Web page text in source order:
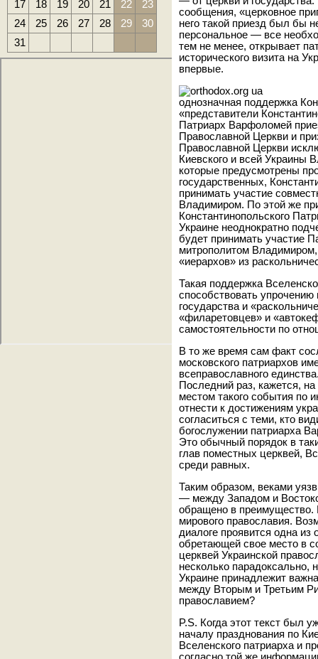
17
18 19 20 21 22
23
24
25 26 27 28 29
30
31
сообщения, «церковное
него такой приезд был бы
персональное — все
тем не менее, открывает
исторического визита на
впервые.
однозначная поддержка
«представители
Патриарх Варфоломей
Православной Церкви и
Православной Церкви
Киевского и всей Украины
которые предусмотрены
государственных,
принимать участие
Владимиром. По этой же
Константинопольского
Украине неоднократно
будет принимать участие
митрополитом
«иерархов» из
Такая поддержка
способствовать
государства и
«филаретовцев» и
самостоятельности по
В то же время сам факт
московского патриархов
всеправославного
Последний раз, кажется,
местом такого события по
отнести к достижениям
согласиться с теми, кто
богослужении патриарха
Это обычный порядок в
глав поместных церквей,
среди равных.
Таким образом, веками
— между Западом и
обращено в преимущество.
мирового православия.
диалоге проявится одна из
обретающей свое место в
церквей Украинской
несколько парадоксально,
Украине принадлежит
между Вторым и Третьим
православием?
P.S. Когда этот текст был
началу празднования по
Вселенского патриарха и